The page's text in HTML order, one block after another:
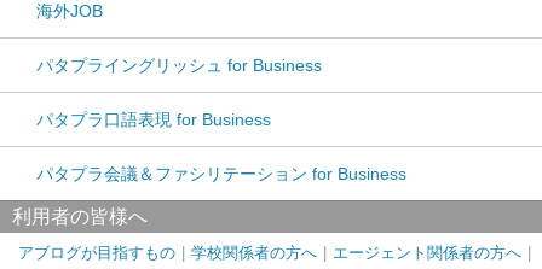
海外JOB
パタプライングリッシュ for Business
パタプラ口語表現 for Business
パタプラ会議＆ファシリテーション for Business
利用者の皆様へ
アブログが目指すもの 学校関係者の方へ エージェント関係者の方へ